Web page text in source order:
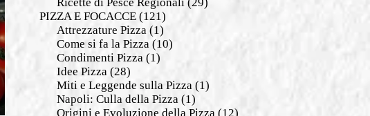
PIZZA E FOCACCE(121)
Attrezzature Pizza (1)
Come si fa la Pizza (10)
Condimenti Pizza (1)
Idee Pizza (28)
Miti e Leggende sulla Pizza (1)
Napoli: Culla della Pizza (1)
Origini e Evoluzione della Pizza (12)